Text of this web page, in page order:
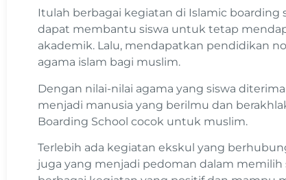
Itulah berbagai kegiatan di Islamic
dapat membantu siswa untuk tetap
akademik. Lalu, mendapatkan pendidikan
agama islam bagi muslim.
Dengan nilai-nilai agama yang siswa
menjadi manusia yang berilmu dan
Boarding School cocok untuk muslim.
Terlebih ada kegiatan ekskul yang
juga yang menjadi pedoman dalam